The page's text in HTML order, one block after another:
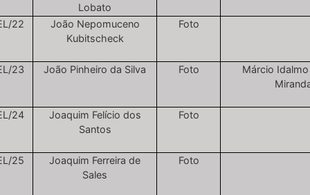
Lobato
22
João Nepomuceno
Kubitscheck
Foto
23 João Pinheiro da Silva Foto
Márcio
24
Joaquim Felício dos
Santos
Foto
25
Joaquim Ferreira de
Sales
Foto